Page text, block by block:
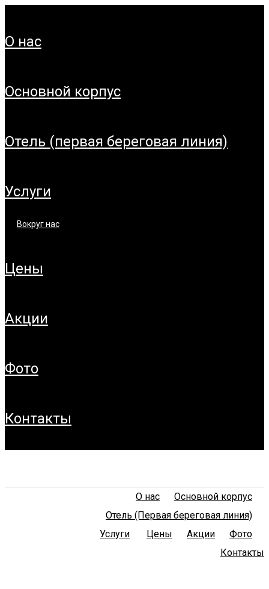
о нас
основной корпус
отель (первая береговая линия)
услуги
вокруг нас
цены
акции
фото
контакты
О нас
Основной корпус
Отель (Первая береговая линия)
Услуги
Цены Акции
Фото
Контакты